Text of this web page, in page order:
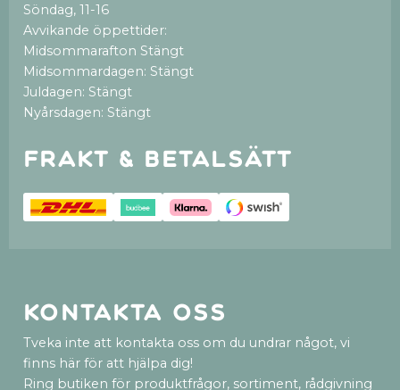
Söndag, 11-16
Avvikande öppettider:
Midsommarafton Stängt
Midsommardagen: Stängt
Juldagen: Stängt
Nyårsdagen: Stängt
Frakt & betalsätt
Kontakta oss
Tveka inte att kontakta oss om du undrar något, vi
finns här för att hjälpa dig!
Ring butiken för produktfrågor, sortiment, rådgivning